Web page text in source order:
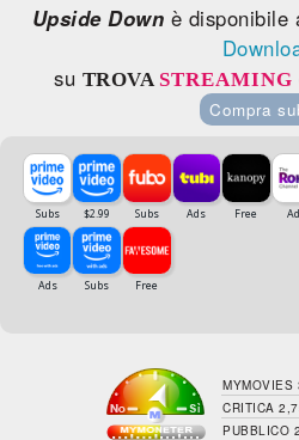
Upside Down è disponibile
su TROVA STREAMING
Compra
MYMOVIES
CRITICA
PUBBLICO